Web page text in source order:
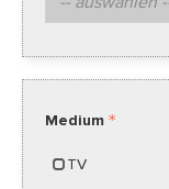
Medium
TV